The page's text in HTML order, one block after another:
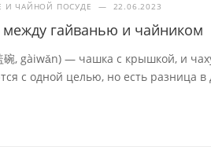
И ЧАЙНОЙ ПОСУДЕ — 22.06.2023
между гайванью и чайником
碗, gàiwǎn) — чашка с крышкой, и
с одной целью, но есть разница в